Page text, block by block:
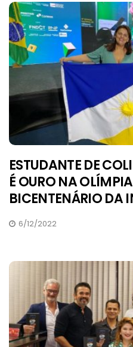
ESTUDANTE DE
É OURO NA
BICENTENÁRIO DA
6/12/2022